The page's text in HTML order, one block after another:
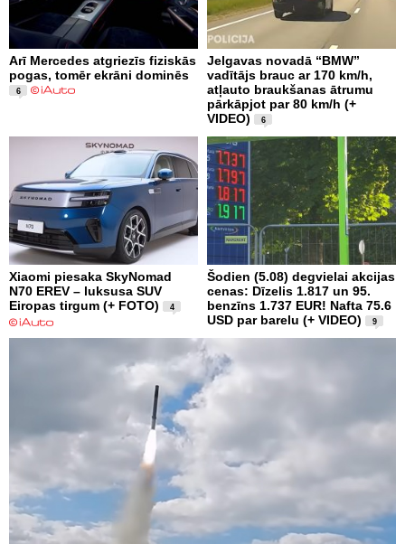
Arī Mercedes atgriezīs fiziskās
pogas, tomēr ekrāni dominēs
6
Jelgavas novadā “BMW”
vadītājs brauc ar 170 km/h,
atļauto braukšanas ātrumu
pārkāpjot par 80 km/h (+
VIDEO)
6
Xiaomi piesaka SkyNomad
N70 EREV – luksusa SUV
Eiropas tirgum (+ FOTO)
4
Šodien (5.08) degvielai akcijas
cenas: Dīzelis 1.817 un 95.
benzīns 1.737 EUR! Nafta 75.6
USD par barelu (+ VIDEO)
9